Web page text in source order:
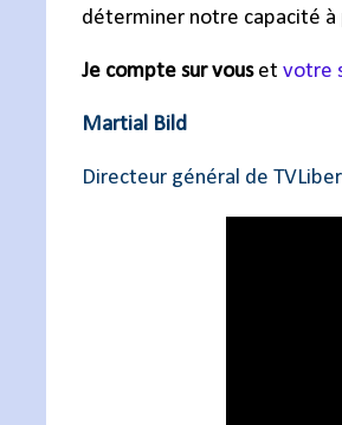
déterminer notre capacité à
Je compte sur vouset votre
Martial Bild
Directeur général de